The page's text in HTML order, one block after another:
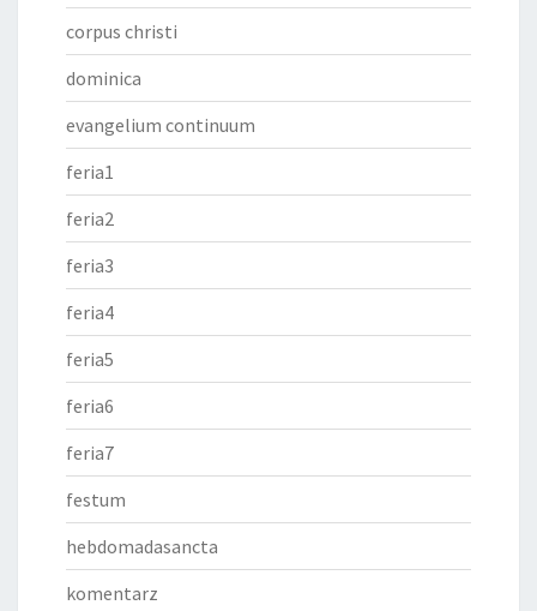
corpus christi
dominica
evangelium continuum
feria1
feria2
feria3
feria4
feria5
feria6
feria7
festum
hebdomadasancta
komentarz